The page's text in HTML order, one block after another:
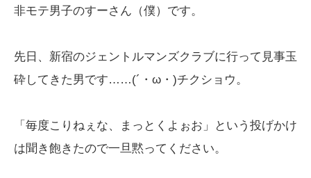
非モテ男子のすーさん（僕）です。
先日、新宿のジェントルマンズクラブに行って見事玉
砕してきた男です……(´・ω・)チクショウ。
「毎度こりねぇな、まっとくよぉお」という投げかけ
は聞き飽きたので一旦黙ってください。